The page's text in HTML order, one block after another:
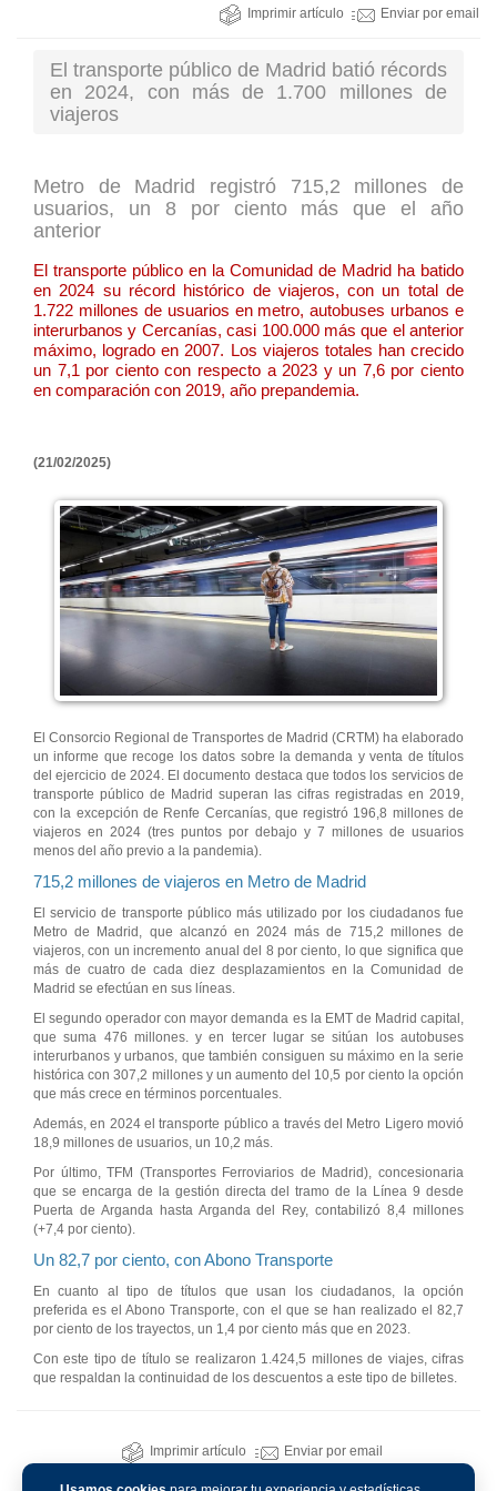
Imprimir artículo Enviar por email
El transporte público de Madrid batió récords
en 2024, con más de 1.700 millones de
viajeros
Metro de Madrid registró 715,2 millones de
usuarios, un 8 por ciento más que el año
anterior
El transporte público en la Comunidad de Madrid ha batido
en 2024 su récord histórico de viajeros, con un total de
1.722 millones de usuarios en metro, autobuses urbanos e
interurbanos y Cercanías, casi 100.000 más que el anterior
máximo, logrado en 2007. Los viajeros totales han crecido
un 7,1 por ciento con respecto a 2023 y un 7,6 por ciento
en comparación con 2019, año prepandemia.
(21/02/2025)
El Consorcio Regional de Transportes de Madrid (CRTM) ha elaborado
un informe que recoge los datos sobre la demanda y venta de títulos
del ejercicio de 2024. El documento destaca que todos los servicios de
transporte público de Madrid superan las cifras registradas en 2019,
con la excepción de Renfe Cercanías, que registró 196,8 millones de
viajeros en 2024 (tres puntos por debajo y 7 millones de usuarios
menos del año previo a la pandemia).
715,2 millones de viajeros en Metro de Madrid
El servicio de transporte público más utilizado por los ciudadanos fue
Metro de Madrid, que alcanzó en 2024 más de 715,2 millones de
viajeros, con un incremento anual del 8 por ciento, lo que significa que
más de cuatro de cada diez desplazamientos en la Comunidad de
Madrid se efectúan en sus líneas.
El segundo operador con mayor demanda es la EMT de Madrid capital,
que suma 476 millones. y en tercer lugar se sitúan los autobuses
interurbanos y urbanos, que también consiguen su máximo en la serie
histórica con 307,2 millones y un aumento del 10,5 por ciento la opción
que más crece en términos porcentuales.
Además, en 2024 el transporte público a través del Metro Ligero movió
18,9 millones de usuarios, un 10,2 más.
Por último, TFM (Transportes Ferroviarios de Madrid), concesionaria
que se encarga de la gestión directa del tramo de la Línea 9 desde
Puerta de Arganda hasta Arganda del Rey, contabilizó 8,4 millones
(+7,4 por ciento).
Un 82,7 por ciento, con Abono Transporte
En cuanto al tipo de títulos que usan los ciudadanos, la opción
preferida es el Abono Transporte, con el que se han realizado el 82,7
por ciento de los trayectos, un 1,4 por ciento más que en 2023.
Con este tipo de título se realizaron 1.424,5 millones de viajes, cifras
que respaldan la continuidad de los descuentos a este tipo de billetes.
Imprimir artículo Enviar por email